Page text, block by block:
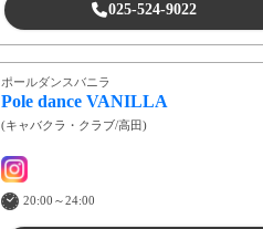
025-524-9022
ポールダンスバニラ
Pole dance VANILLA
(キャバクラ・クラブ/高田)
20:00～24:00